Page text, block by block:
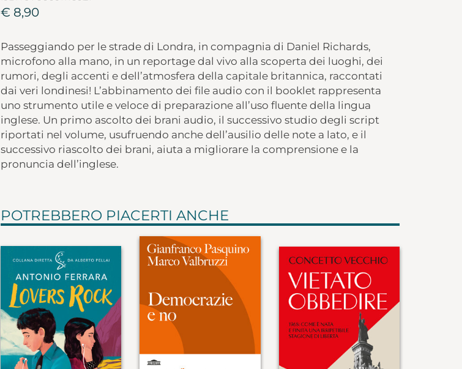
€ 8,90
Passeggiando per le strade di Londra, in compagnia di Daniel Richards,
microfono alla mano, in un reportage dal vivo alla scoperta dei luoghi, dei
rumori, degli accenti e dell’atmosfera della capitale britannica, raccontati
dai veri londinesi! L’abbinamento dei file audio con il booklet rappresenta
uno strumento utile e veloce di preparazione all’uso fluente della lingua
inglese. Un primo ascolto dei brani audio, il successivo studio degli script
riportati nel volume, usufruendo anche dell’ausilio delle note a lato, e il
successivo riascolto dei brani, aiuta a migliorare la comprensione e la
pronuncia dell’inglese.
POTREBBERO PIACERTI ANCHE